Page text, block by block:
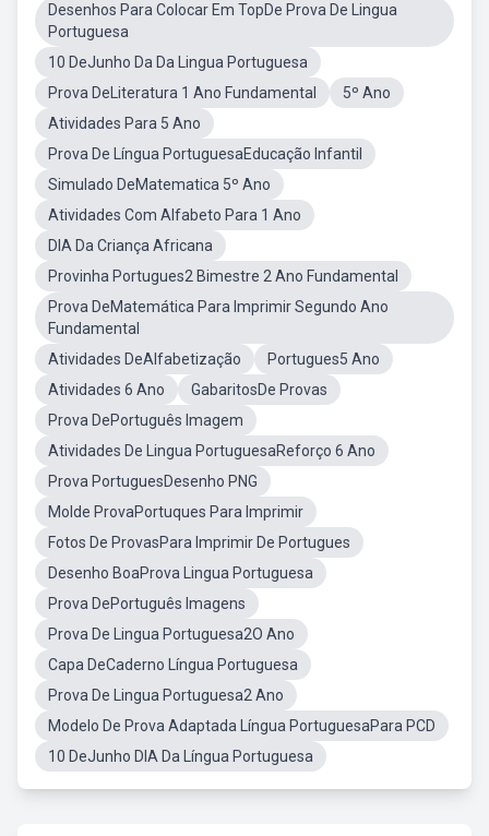
Desenhos Para Colocar Em TopDe Prova De Lingua
Portuguesa
10 DeJunho Da Da Lingua Portuguesa
Prova DeLiteratura 1 Ano Fundamental
5º Ano
Atividades Para 5 Ano
Prova De Língua PortuguesaEducação Infantil
Simulado DeMatematica 5º Ano
Atividades Com Alfabeto Para 1 Ano
DIA Da Criança Africana
Provinha Portugues2 Bimestre 2 Ano Fundamental
Prova DeMatemática Para Imprimir Segundo Ano
Fundamental
Atividades DeAlfabetização
Portugues5 Ano
Atividades 6 Ano
GabaritosDe Provas
Prova DePortuguês Imagem
Atividades De Lingua PortuguesaReforço 6 Ano
Prova PortuguesDesenho PNG
Molde ProvaPortuques Para Imprimir
Fotos De ProvasPara Imprimir De Portugues
Desenho BoaProva Lingua Portuguesa
Prova DePortuguês Imagens
Prova De Lingua Portuguesa2O Ano
Capa DeCaderno Língua Portuguesa
Prova De Lingua Portuguesa2 Ano
Modelo De Prova Adaptada Língua PortuguesaPara PCD
10 DeJunho DIA Da Língua Portuguesa